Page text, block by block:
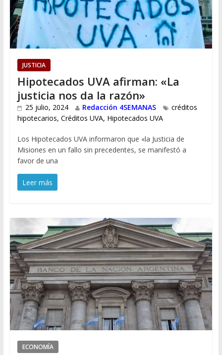
JUSTICIA
Hipotecados UVA afirman: «La
justicia nos da la razón»
25 julio, 2024 Redacción 4SEMANAS
créditos
hipotecarios, Créditos UVA, Hipotecados UVA
Los Hipotecados UVA informaron que «la Justicia de
Misiones en un fallo sin precedentes, se manifestó a
favor de una
Leer más
ECONOMÍA